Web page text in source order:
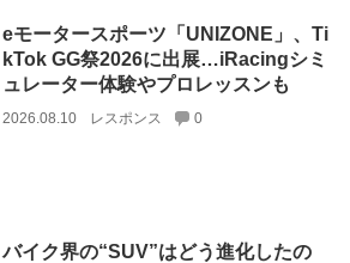
eモータースポーツ「UNIZONE」、Ti
kTok GG祭2026に出展…iRacingシミ
ュレーター体験やプロレッスンも
2026.08.10 レスポンス 0
バイク界の“SUV”はどう進化したの